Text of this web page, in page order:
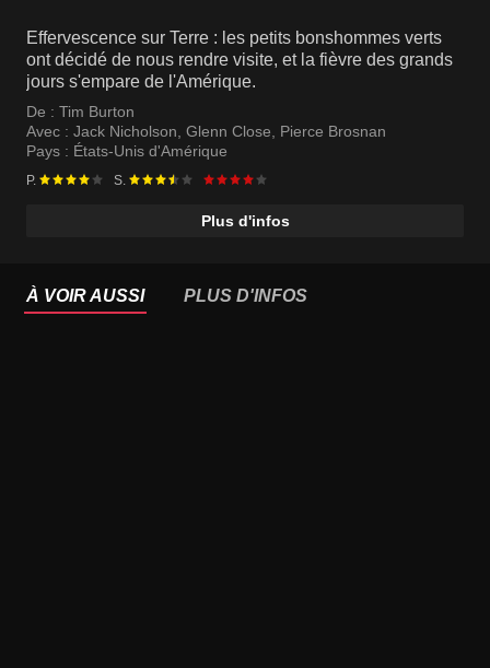
Effervescence sur Terre : les petits bonshommes verts
ont décidé de nous rendre visite, et la fièvre des grands
jours s'empare de l'Amérique.
De : Tim Burton
Avec : Jack Nicholson, Glenn Close, Pierce Brosnan
Pays : États-Unis d'Amérique
P. S.
Plus d'infos
À VOIR AUSSI PLUS D'INFOS